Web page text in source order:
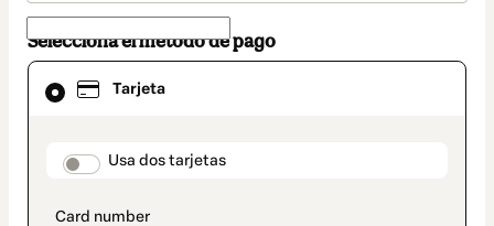
Selecciona el método de pago
Tarjeta
payment_data.section_title_v2
Usa dos tarjetas
El
método
seleccionado